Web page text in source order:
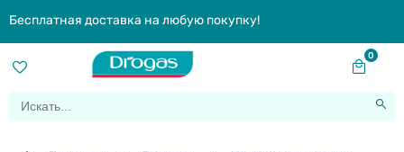
Бесплатная доставка на любую покупку!
0